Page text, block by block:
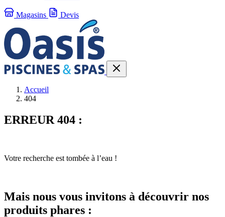
Magasins Devis
Accueil
404
ERREUR 404 :
Votre recherche est tombée à l’eau !
Mais nous vous invitons à découvrir nos
produits phares :